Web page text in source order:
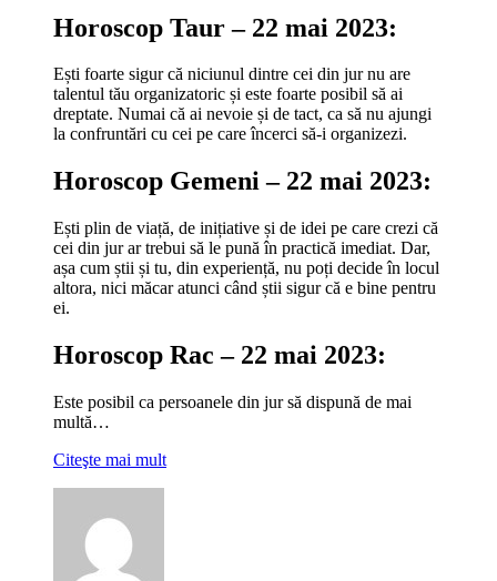
Horoscop Taur – 22 mai 2023:
Ești foarte sigur că niciunul dintre cei din jur nu are
talentul tău organizatoric și este foarte posibil să ai
dreptate. Numai că ai nevoie și de tact, ca să nu ajungi
la confruntări cu cei pe care încerci să-i organizezi.
Horoscop Gemeni – 22 mai 2023:
Ești plin de viață, de inițiative și de idei pe care crezi că
cei din jur ar trebui să le pună în practică imediat. Dar,
așa cum știi și tu, din experiență, nu poți decide în locul
altora, nici măcar atunci când știi sigur că e bine pentru
ei.
Horoscop Rac – 22 mai 2023:
Este posibil ca persoanele din jur să dispună de mai
multă…
Citeşte mai mult